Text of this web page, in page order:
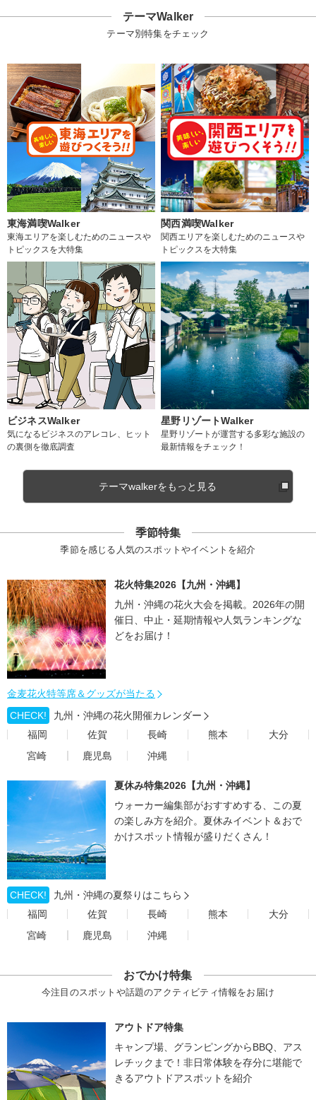
テーマWalker
テーマ別特集をチェック
東海満喫Walker
東海エリアを楽しむためのニュースや
トピックスを大特集
関西満喫Walker
関西エリアを楽しむためのニュースや
トピックスを大特集
ビジネスWalker
気になるビジネスのアレコレ、ヒット
の裏側を徹底調査
星野リゾートWalker
星野リゾートが運営する多彩な施設の
最新情報をチェック！
テーマwalkerをもっと見る
季節特集
季節を感じる人気のスポットやイベントを紹介
花火特集2026【九州・沖縄】
九州・沖縄の花火大会を掲載。2026年の開
催日、中止・延期情報や人気ランキングな
どをお届け！
金麦花火特等席＆グッズが当たる
CHECK!
九州・沖縄の花火開催カレンダー
福岡
佐賀 長崎 熊本
大分
宮崎
鹿児島 沖縄
夏休み特集2026【九州・沖縄】
ウォーカー編集部がおすすめする、この夏
の楽しみ方を紹介。夏休みイベント＆おで
かけスポット情報が盛りだくさん！
CHECK!
九州・沖縄の夏祭りはこちら
福岡
佐賀 長崎 熊本
大分
宮崎
鹿児島 沖縄
おでかけ特集
今注目のスポットや話題のアクティビティ情報をお届け
アウトドア特集
キャンプ場、グランピングからBBQ、アス
レチックまで！非日常体験を存分に堪能で
きるアウトドアスポットを紹介